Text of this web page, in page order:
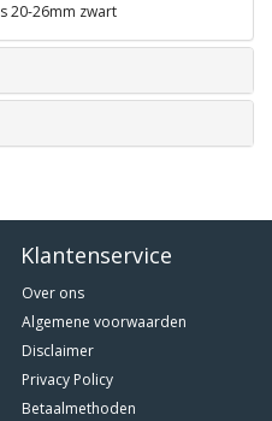
20-26mm zwart
Klantenservice
Over ons
Algemene voorwaarden
Disclaimer
Privacy Policy
Betaalmethoden